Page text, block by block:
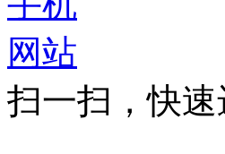
扫一扫，快